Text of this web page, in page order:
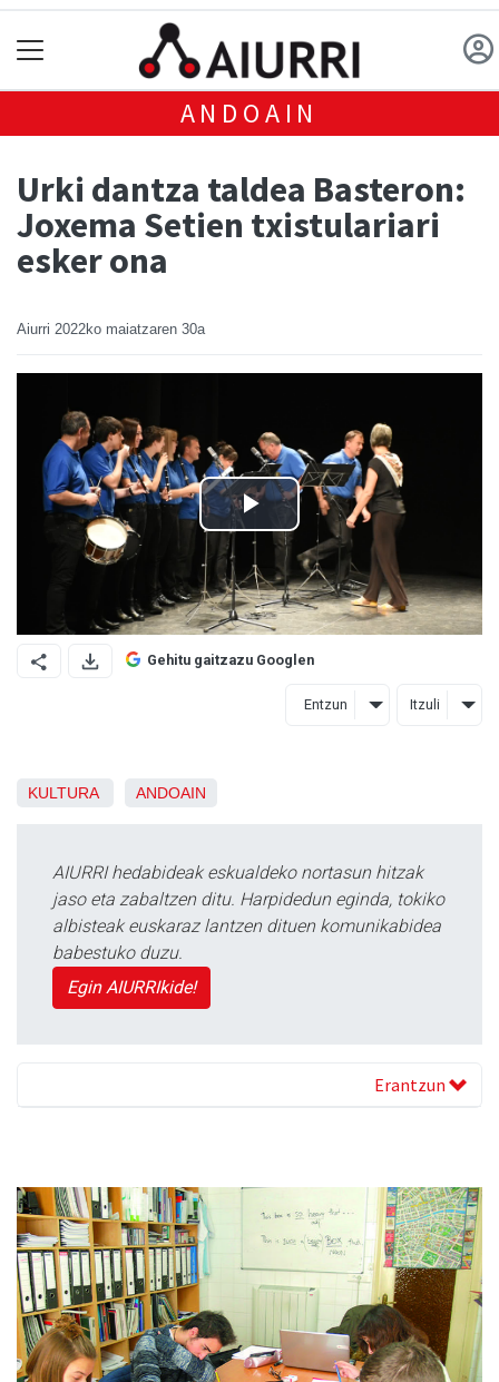
ANDOAIN
Urki dantza taldea Basteron:
Joxema Setien txistulariari
esker ona
Aiurri 2022ko maiatzaren 30a
Gehitu gaitzazu Googlen
Entzun Itzuli
KULTURA ANDOAIN
AIURRI hedabideak eskualdeko nortasun hitzak
jaso eta zabaltzen ditu. Harpidedun eginda, tokiko
albisteak euskaraz lantzen dituen komunikabidea
babestuko duzu.
Egin AIURRIkide!
Erantzun